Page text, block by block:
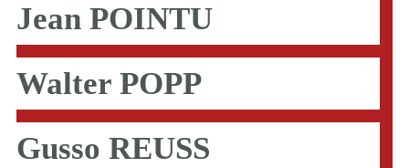
Jean POINTU
Walter POPP
Gusso REUSS